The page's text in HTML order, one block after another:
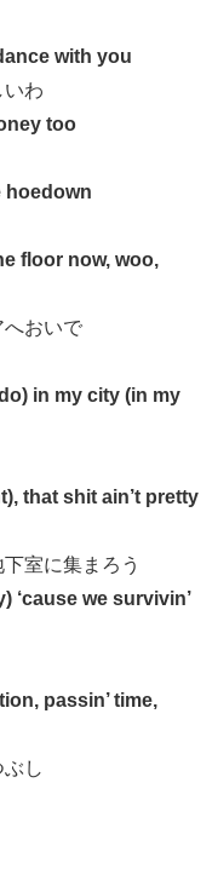
with you
いわ
too
hoedown
floor now, woo,
へおいで
in my city (in my
that shit ain’t pretty
室に集まろう
‘cause we survivin’
passin’ time,
し